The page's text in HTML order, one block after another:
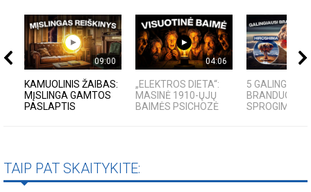
09:00
KAMUOLINIS ŽAIBAS:
MĮSLINGA GAMTOS
PASLAPTIS
04:06
„ELEKTROS DIETA“:
MASINĖ 1910-ŲJŲ
BAIMĖS PSICHOZĖ
5 GALINGIAUSI
SPROGIMAI...
TAIP PAT SKAITYKITE: